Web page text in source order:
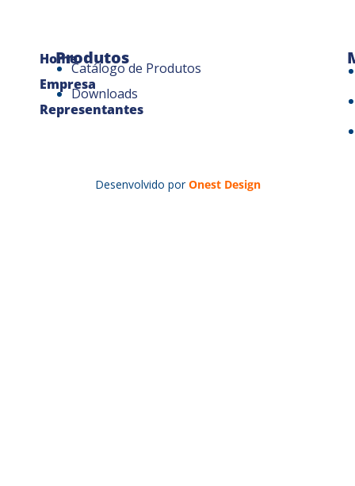
Home
Empresa
Representantes
Produtos
Catálogo de Produtos
Downloads
Desenvolvido por Onest Design